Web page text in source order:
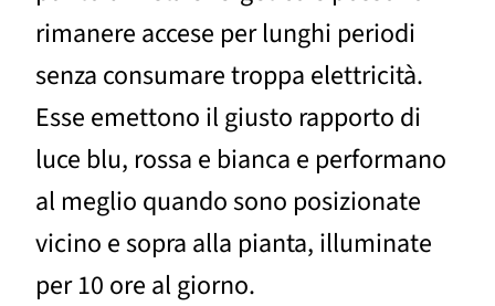
rimanere accese per lunghi periodi
senza consumare troppa elettricità.
Esse emettono il giusto rapporto di
luce blu, rossa e bianca e performano
al meglio quando sono posizionate
vicino e sopra alla pianta, illuminate
per 10 ore al giorno.